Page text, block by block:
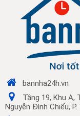
bannha24h.vn
Tầng 19, Khu A,
Nguyễn Đình Chiểu,